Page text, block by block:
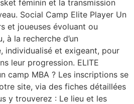
féminin et la transmission
Social Camp Elite Player Un
et joueuses évoluant ou
à la recherche d’un
individualisé et exigeant, pour
leur progression. ELITE
camp MBA ? Les inscriptions se
site, via des fiches détaillées
y trouverez : Le lieu et les